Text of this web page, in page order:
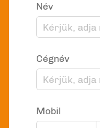
Név
Cégnév
Mobil